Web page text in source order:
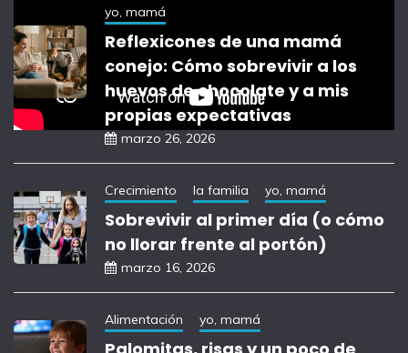
yo, mamá
Reflexicones de una mamá
conejo: Cómo sobrevivir a los
huevos de chocolate y a mis
propias expectativas
marzo 26, 2026
Crecimiento la familia yo, mamá
Sobrevivir al primer día (o cómo
no llorar frente al portón)
marzo 16, 2026
Alimentación yo, mamá